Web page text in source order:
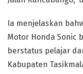
Ia menjelaskan
Motor Honda Sonic
berstatus pelajar
Kabupaten